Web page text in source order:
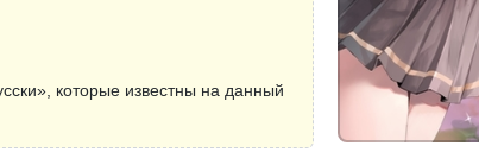
которые известны на данный